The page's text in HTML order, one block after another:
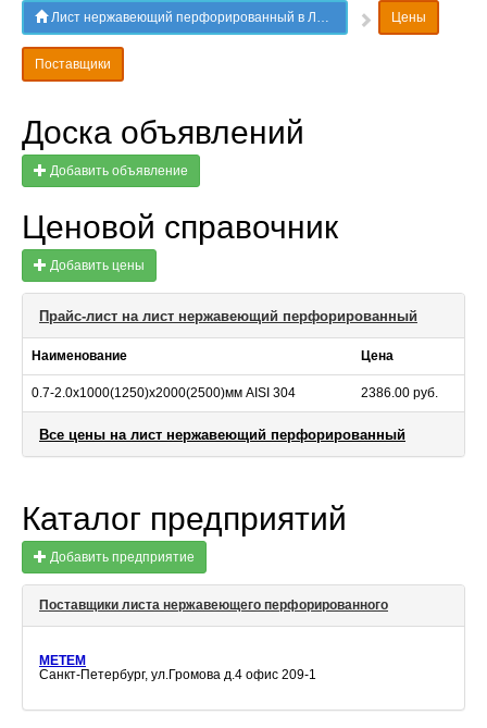
Лист нержавеющий перфорированный в Ленинградской области и С-Пб Цены
Поставщики
Доска объявлений
Добавить объявление
Ценовой справочник
Добавить цены
Прайс-лист на лист нержавеющий перфорированный
Наименование Цена
0.7-2.0х1000(1250)х2000(2500)мм AISI 304 2386.00 руб.
Все цены на лист нержавеющий перфорированный
Каталог предприятий
Добавить предприятие
Поставщики листа нержавеющего перфорированного
МЕТЕМ
Санкт-Петербург, ул.Громова д.4 офис 209-1